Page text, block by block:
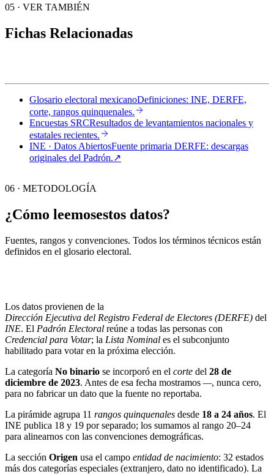
05 · VER TAMBIÉN
Fichas Relacionadas
Glosario electoral mexicanoDefiniciones: INE, DERFE,
corte, rangos quinquenales.
Encuestas SRCResultados de levantamientos nacionales y
estatales recientes.
INE · Datos AbiertosFuente primaria DERFE: descargas
originales del Padrón.↗︎
06 · METODOLOGÍA
¿Cómo leemosestos datos?
Fuentes, rangos y convenciones. Todos los términos técnicos están
definidos en el glosario electoral.
Los datos provienen de la
Dirección Ejecutiva del Registro Federal de Electores (DERFE) del
INE. El Padrón Electoral reúne a todas las personas con
Credencial para Votar; la Lista Nominal es el subconjunto
habilitado para votar en la próxima elección.
La categoría No binario se incorporó en el corte del 28 de
diciembre de 2023. Antes de esa fecha mostramos —, nunca cero,
para no fabricar un dato que la fuente no reportaba.
La pirámide agrupa 11 rangos quinquenales desde 18 a 24 años. El
INE publica 18 y 19 por separado; los sumamos al rango 20–24
para alinearnos con las convenciones demográficas.
La sección Origen usa el campo entidad de nacimiento: 32 estados
más dos categorías especiales (extranjero, dato no identificado). La